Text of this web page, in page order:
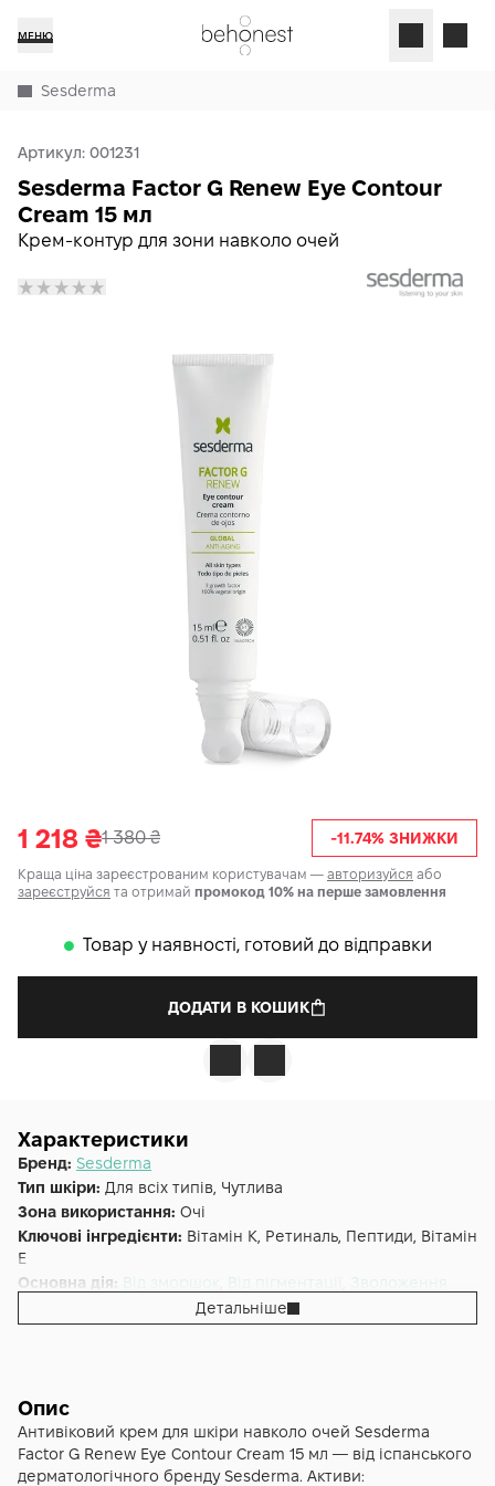
МЕНЮ
Sesderma
Артикул: 001231
Крем-контур для зони навколо очей
Sesderma Factor G Renew Eye Contour
Cream 15 мл
1 218 ₴1 380₴ -11.74% ЗНИЖКИ
Краща ціна зареєстрованим користувачам — авторизуйся або
зареєструйся та отримай промокод 10% на перше замовлення
𒊹 Товар у наявності, готовий до відправки
ДОДАТИ В КОШИК
Характеристики
Бренд: Sesderma
Тип шкіри: Для всіх типів, Чутлива
Зона використання: Очі
Ключові інгредієнти: Вітамін К, Ретиналь, Пептиди, Вітамін
E
Основна дія: Від зморшок Від пігментації
Зволоження
Детальніше
Опис
Антивіковий крем для шкіри навколо очей Sesderma
Factor G Renew Eye Contour Cream 15 мл — від іспанського
дерматологічного бренду Sesderma. Активи: